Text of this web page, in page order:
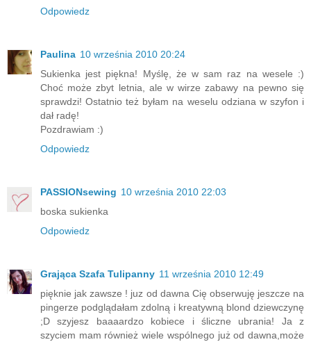
Odpowiedz
Paulina 10 września 2010 20:24
Sukienka jest piękna! Myślę, że w sam raz na wesele :)
Choć może zbyt letnia, ale w wirze zabawy na pewno się
sprawdzi! Ostatnio też byłam na weselu odziana w szyfon i
dał radę!
Pozdrawiam :)
Odpowiedz
PASSIONsewing 10 września 2010 22:03
boska sukienka
Odpowiedz
Grająca Szafa Tulipanny 11 września 2010 12:49
pięknie jak zawsze ! juz od dawna Cię obserwuję jeszcze na
pingerze podglądałam zdolną i kreatywną blond dziewczynę
;D szyjesz baaaardzo kobiece i śliczne ubrania! Ja z
szyciem mam również wiele wspólnego już od dawna,może